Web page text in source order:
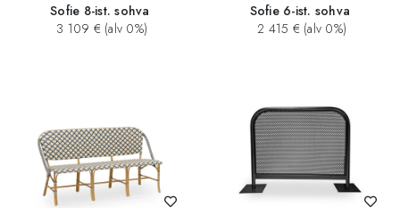
Sofie 8-ist. sohva
3 109 € (alv 0%)
Sofie 6-ist. sohva
2 415 € (alv 0%)